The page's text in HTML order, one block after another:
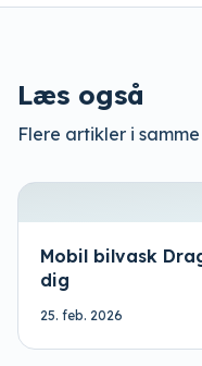
Læs også
Flere artikler i
Mobil bilvask
dig
25. feb. 2026